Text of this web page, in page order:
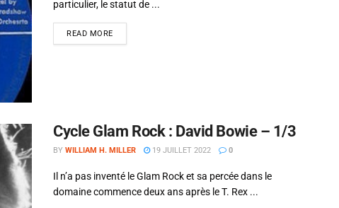
particulier, le statut de ...
READ MORE
Cycle Glam Rock : David Bowie – 1/3
BY WILLIAM H. MILLER 19 JUILLET 2022 0
Il n’a pas inventé le Glam Rock et sa percée dans le
domaine commence deux ans après le T. Rex ...